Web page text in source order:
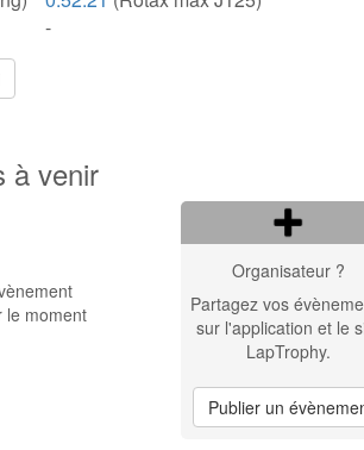
-
à venir
le moment
Organisateur ?
Partagez vos
sur l'application et le
LapTrophy.
Publier un